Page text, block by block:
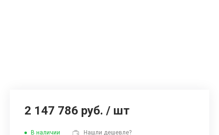
2 147 786 руб. / шт
В наличии Нашли дешевле?